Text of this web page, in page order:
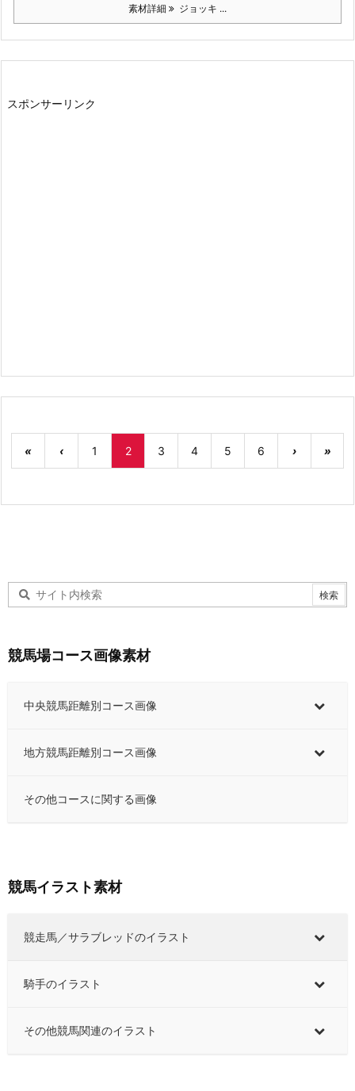
素材詳細 ジョッキ ...
スポンサーリンク
« ‹ 1 2 3 4 5 6 › »
競馬場コース画像素材
中央競馬距離別コース画像
地方競馬距離別コース画像
その他コースに関する画像
競馬イラスト素材
競走馬／サラブレッドのイラスト
騎手のイラスト
その他競馬関連のイラスト